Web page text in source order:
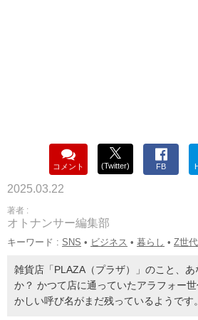
コメント (Twitter) FB
2025.03.22
著者 :
オトナンサー編集部
キーワード : SNS • ビジネス • 暮らし • Z世代
雑貨店「PLAZA（プラザ）」のこと、
か？ かつて店に通っていたアラフォー
かしい呼び名がまだ残っているようです。